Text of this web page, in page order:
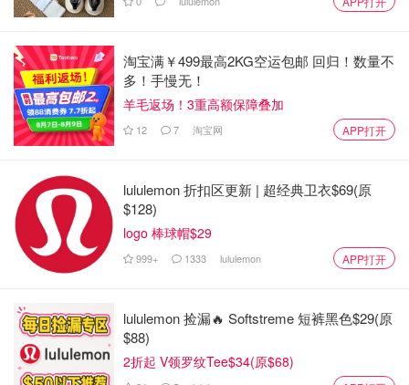
淘宝满￥499最高2KG空运包邮 回归！数量不
多！手慢无！
羊毛返场！3重高额保障叠加
12 7 淘宝网 APP打开
lululemon 折扣区更新 | 超经典卫衣$69(原
$128)
logo 棒球帽$29
999+ 1333 lululemon APP打开
lululemon 捡漏🔥 Softstreme 短裤黑色$29(原
$88)
2折起 V领罗纹Tee$34(原$68)